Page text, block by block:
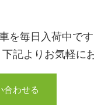
を毎日入荷中です
記よりお気軽に
合わせる